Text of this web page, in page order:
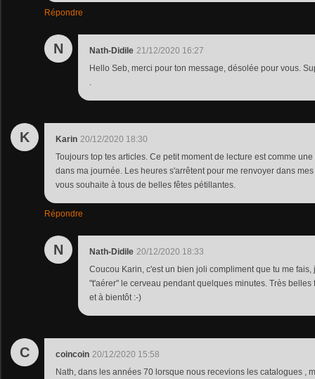
Répondre
N Nath-Didile 21/12/2020 16:27
Hello Seb, merci pour ton message, désolée pour vous.
.
K Karin 20/12/2020 18:30
Toujours top tes articles. Ce petit moment de lecture est comme
dans ma journée. Les heures s'arrêtent pour me renvoyer dans
vous souhaite à tous de belles fêtes pétillantes.
Répondre
N Nath-Didile 20/12/2020 18:33
Coucou Karin, c'est un bien joli compliment que tu me
"t'aérer" le cerveau pendant quelques minutes. Très belles
et à bientôt :-)
C coincoin 20/12/2020 15:58
Nath, dans les années 70 lorsque nous recevions les catalogues ,